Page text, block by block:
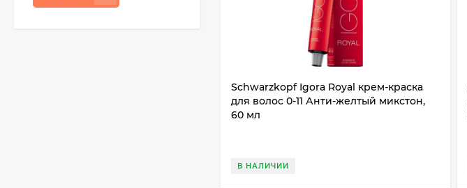
Schwarzkopf Igora Royal крем-краска
для волос 0-11 Анти-желтый микстон,
60 мл
В НАЛИЧИИ